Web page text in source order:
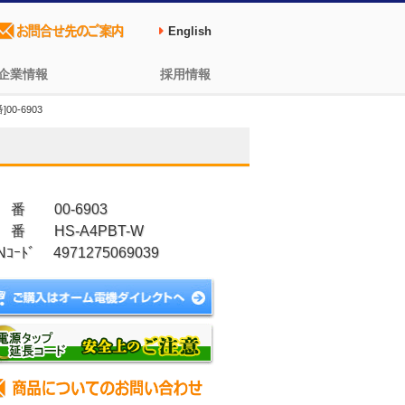
業情報 採用情報
English
]00-6903
番 00-6903
HS-A4PBT-W
ｺｰﾄﾞ 4971275069039